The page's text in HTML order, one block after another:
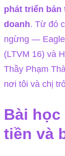
phát triển
doanh. Từ đó
ngừng — Eagle
(LTVM 16) và
Thầy Phạm
nơi tôi và chị
Bài
tiền và